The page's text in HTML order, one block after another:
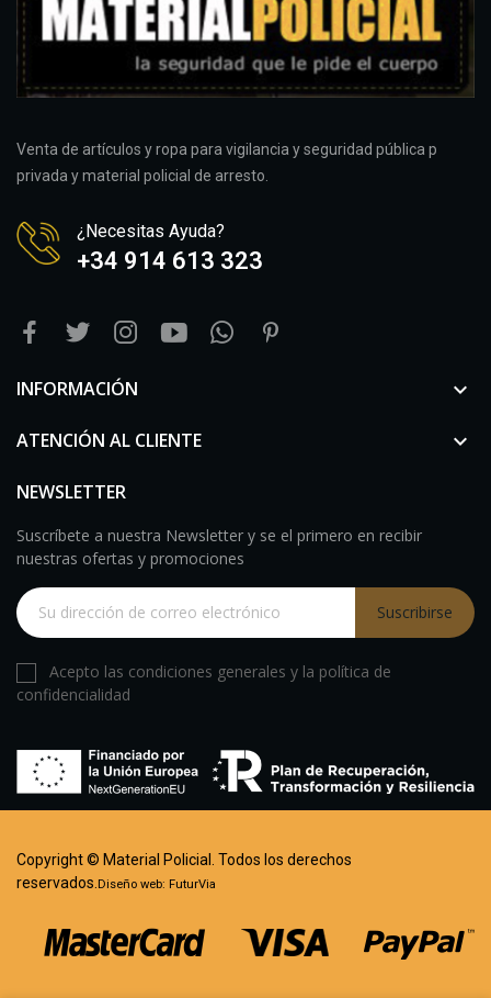
Venta de artículos y ropa para vigilancia y seguridad pública p
privada y material policial de arresto.
¿Necesitas Ayuda?
+34 914 613 323
INFORMACIÓN 
ATENCIÓN AL CLIENTE 
NEWSLETTER
Suscríbete a nuestra Newsletter y se el primero en recibir
nuestras ofertas y promociones
Suscribirse
Acepto las condiciones generales y la política de
confidencialidad
Copyright © Material Policial. Todos los derechos
reservados. Diseño web: FuturVia